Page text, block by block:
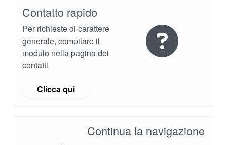
brochure prodotto
Video
Contatto rapido
Per richieste di carattere
generale, compilare il
modulo nella pagina dei
contatti
Clicca qui
Continua la navigazione